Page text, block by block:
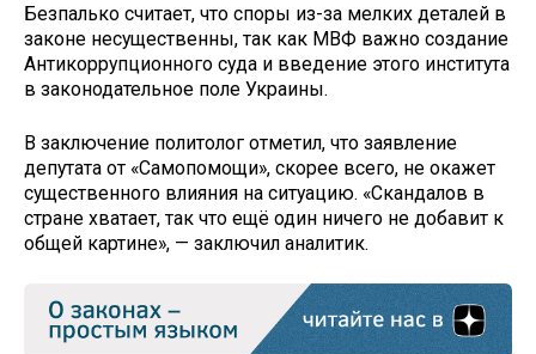
Безпалько считает, что споры из-за мелких деталей в
законе несущественны, так как МВФ важно создание
Антикоррупционного суда и введение этого института
в законодательное поле Украины.
В заключение политолог отметил, что заявление
депутата от «Самопомощи», скорее всего, не окажет
существенного влияния на ситуацию. «Скандалов в
стране хватает, так что ещё один ничего не добавит к
общей картине», — заключил аналитик.